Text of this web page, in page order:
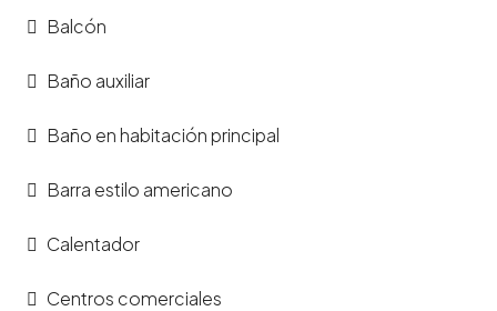
Balcón
Baño auxiliar
Baño en habitación principal
Barra estilo americano
Calentador
Centros comerciales